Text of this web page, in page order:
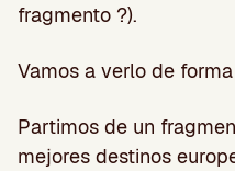
fragmento ?).
Vamos a verlo de
Partimos de un
mejores destinos